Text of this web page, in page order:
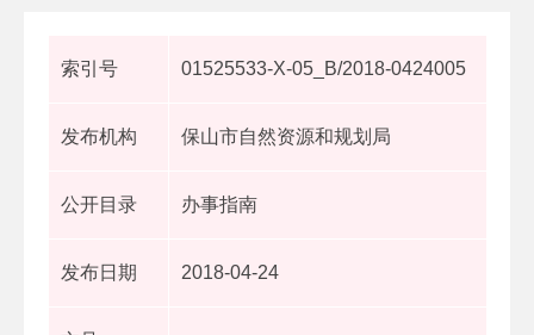
索引号 01525533-X-05_B/2018-0424005
发布机构 保山市自然资源和规划局
公开目录 办事指南
发布日期 2018-04-24